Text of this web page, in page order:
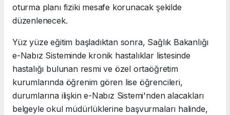
oturma planı fiziki mesafe korunacak şekilde
düzenlenecek.
Yüz yüze eğitim başladıktan sonra, Sağlık Bakanlığı
e-Nabız Sisteminde kronik hastalıklar listesinde
hastalığı bulunan resmi ve özel ortaöğretim
kurumlarında öğrenim gören lise öğrencileri,
durumlarına ilişkin e-Nabız Sistemi'nden alacakları
belgeyle okul müdürlüklerine başvurmaları halinde,